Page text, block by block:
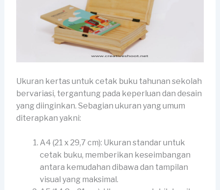
Ukuran kertas untuk cetak buku tahunan sekolah
bervariasi, tergantung pada keperluan dan desain
yang diinginkan. Sebagian ukuran yang umum
diterapkan yakni:
A4 (21 x 29,7 cm): Ukuran standar untuk
cetak buku, memberikan keseimbangan
antara kemudahan dibawa dan tampilan
visual yang maksimal.